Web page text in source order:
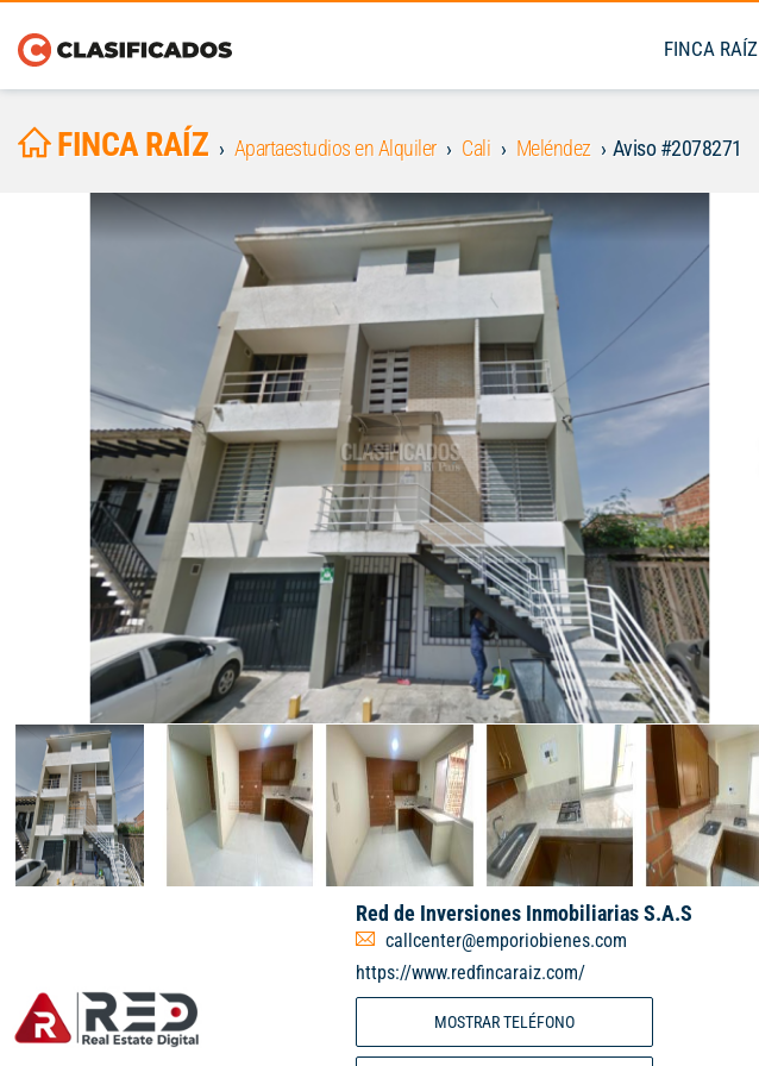
FINCA RAÍZ
FINCA RAÍZ Apartaestudios en Alquiler Cali Meléndez Aviso #2078271
Red de Inversiones Inmobiliarias S.A.S
callcenter@emporiobienes.com
https://www.redfincaraiz.com/
MOSTRAR TELÉFONO